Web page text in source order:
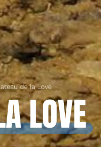
de la Love
LOVE